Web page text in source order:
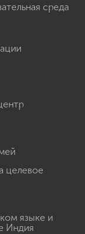
среда
целевое
языке и
Индия